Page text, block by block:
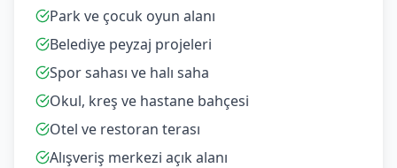
Park ve çocuk oyun alanı
Belediye peyzaj projeleri
Spor sahası ve halı saha
Okul, kreş ve hastane bahçesi
Otel ve restoran terası
Alışveriş merkezi açık alanı